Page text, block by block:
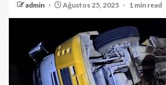
admin Ağustos 25, 2025 1 min read